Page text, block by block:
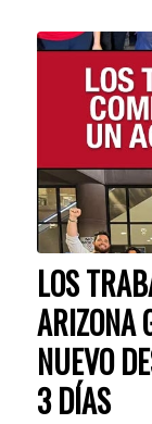
LOS
ARIZONA
NUEVO
3 DÍAS